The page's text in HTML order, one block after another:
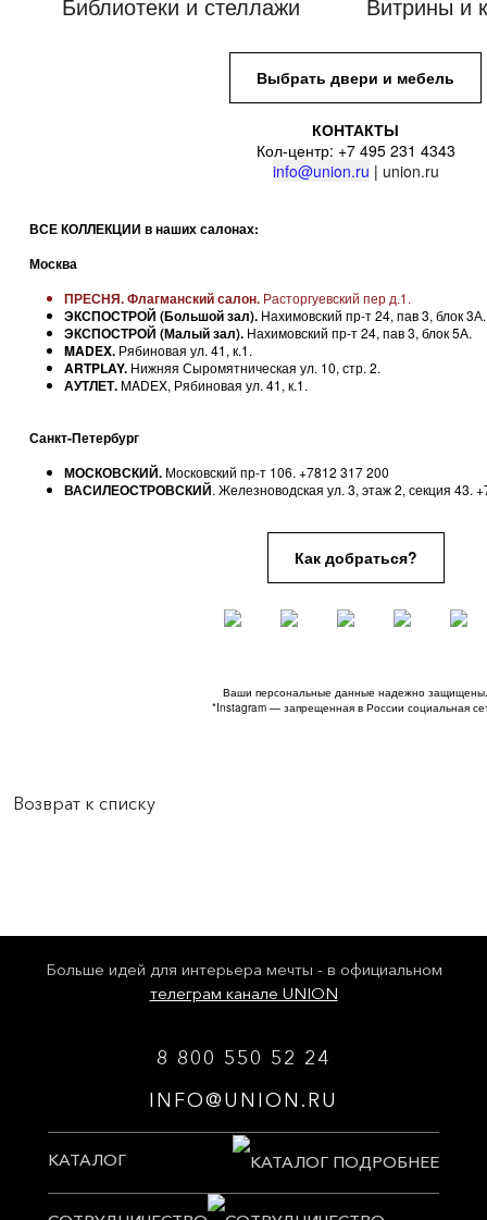
Выбрать двери и мебель
КОНТАКТЫ
Кол-центр: +7 495 231 4343
info@union.ru | union.ru
ВСЕ КОЛЛЕКЦИИ в наших салонах:
Москва
ПРЕСНЯ.Флагманский салон. Расторгуевский пер д.1.
ЭКСПОСТРОЙ (Большой зал). Нахимовский пр-т 24, пав 3, блок 3А.
ЭКСПОСТРОЙ (Малый зал). Нахимовский пр-т 24, пав 3, блок 5А.
MADEX. Рябиновая ул. 41, к.1.
ARTPLAY. Нижняя Сыромятническая ул. 10, стр. 2.
АУТЛЕТ.MADEX, Рябиновая ул. 41, к.1.
Санкт-Петербург
МОСКОВСКИЙ. Московский пр-т 106. +7812 317 200
ВАСИЛЕОСТРОВСКИЙ. Железноводская ул. 3, этаж 2, секция 43.
Как добраться?
Ваши персональные данные надежно защищены.
*Instagram — запрещенная в России социальная
Возврат к списку
Больше идей для интерьера мечты - в официальном
телеграм канале UNION
8 800 550 52 24
INFO@UNION.RU
КАТАЛОГ